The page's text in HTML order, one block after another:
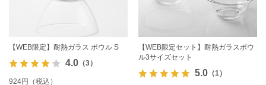
【WEB限定】耐熱ガラス ボウル S
4.0（3）
924円（税込）
【WEB限定セット】耐熱ガラスボウ
ル3サイズセット
5.0（1）